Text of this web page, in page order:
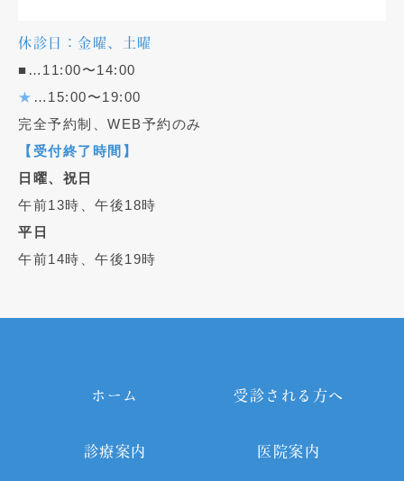
休診日：金曜、土曜
■…11:00〜14:00
★ …15:00〜19:00
完全予約制、WEB予約のみ
【受付終了時間】
日曜、祝日
午前13時、午後18時
平日
午前14時、午後19時
ホーム 受診される方へ
診療案内 医院案内